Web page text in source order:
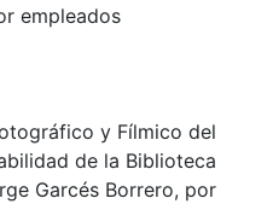
empleados
y Fílmico del
de la Biblioteca
Garcés Borrero, por